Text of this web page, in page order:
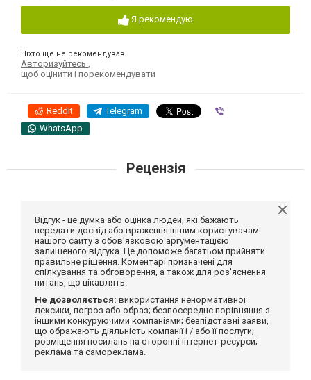
Я рекомендую
Ніхто ще не рекомендував
Авторизуйтесь
щоб оцінити і порекомендувати
Reddit Telegram
WhatsApp
Рецензія
Відгук - це думка або оцінка людей, які бажають
передати досвід або враження іншим користувачам
нашого сайту з обов'язковою аргументацією
залишеного відгука. Це допоможе багатьом прийняти
правильне рішення. Коментарі призначені для
спілкування та обговорення, а також для роз'яснення
питань, що цікавлять.
Не дозволяється: використання ненормативної
лексики, погроз або образ; безпосереднє порівняння з
іншими конкуруючими компаніями; безпідставні заяви,
що ображають діяльність компанії і / або її послуги;
розміщення посилань на сторонні інтернет-ресурси;
реклама та самореклама.